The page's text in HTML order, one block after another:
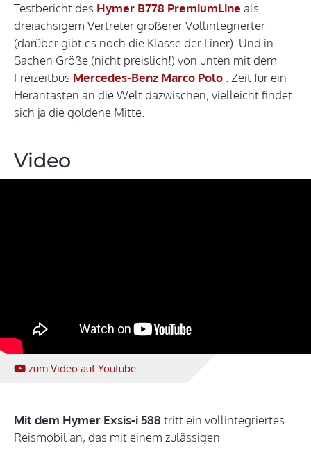
Testbericht des Hymer B778 PremiumLine als
dreiachsigem Vertreter größerer Vollintegrierter
(darüber gibt es noch die Klasse der Liner). Und in
Sachen Größe (nicht preislich!) von unten mit dem
Freizeitbus Mercedes-Benz Marco Polo . Zeit für ein
Herantasten an die Welt dazwischen, vielleicht findet
sich ja die goldene Mitte.
Video
zum Video auf Youtube
Mit dem Hymer Exsis-i 588 tritt ein vollintegriertes
Reismobil an, das mit einem zulässigen